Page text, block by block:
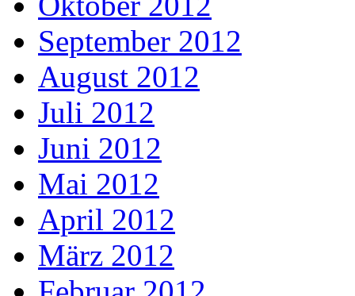
September 2012
August 2012
Juli 2012
Juni 2012
Mai 2012
April 2012
März 2012